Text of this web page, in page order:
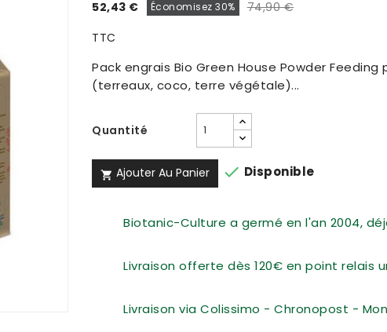
52,43 € Économisez 30%
74,90 €
TTC
Pack engrais Bio Green House Powder
(terreaux, coco, terre végétale)...
Quantité
 Ajouter Au Panier  Disponible
Biotanic-Culture a germé en l'an 2004,
Livraison offerte dès 120€ en point relais
Livraison via Colissimo - Chronopost -